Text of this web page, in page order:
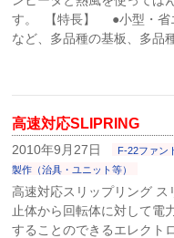
す。 【特長】 ●小型・省
など、多品種の基板、多品
高速対応SLIPRING
2010年9月27日 F-22ファン
製作（治具・ユニット等）
高速対応スリップリング ス
止体から回転体に対して電
することのできるエレクト